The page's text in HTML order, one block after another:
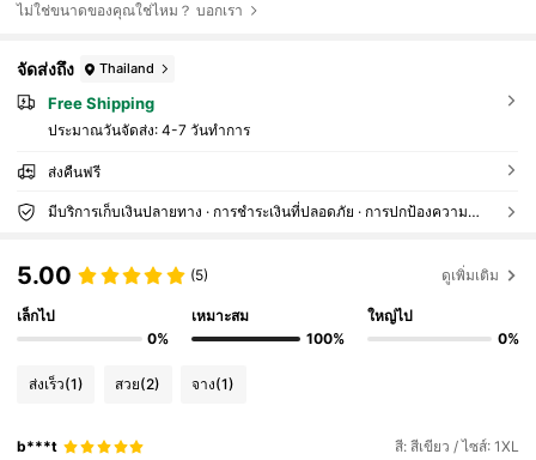
ไม่ใช่ขนาดของคุณใช่ไหม？ บอกเรา
จัดส่งถึง Thailand
Free Shipping
ประมาณวันจัดส่ง: 4-7 วันทำการ
ส่งคืนฟรี
มีบริการเก็บเงินปลายทาง · การชำระเงินที่ปลอดภัย · การปกป้องความเป็นส่วนตัว
5.00 (5) ดูเพิ่มเติม
เล็กไป
0%
เหมาะสม
100%
ใหญ่ไป
0%
ส่งเร็ว(1) สวย(2) จาง(1)
b***t สี: สีเขียว / ไซส์: 1XL